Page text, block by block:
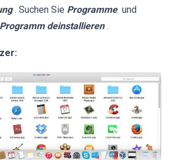
. Suchen Sie Programme und
deinstallieren .